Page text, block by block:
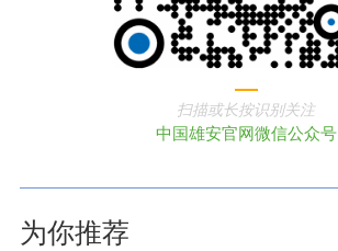
扫描或长按识别关注
中国雄安官网微信公众号
为你推荐